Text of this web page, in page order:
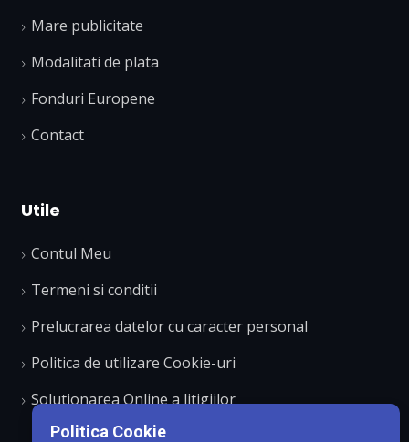
Mare publicitate
Modalitati de plata
Fonduri Europene
Contact
Utile
Contul Meu
Termeni si conditii
Prelucrarea datelor cu caracter personal
Politica de utilizare Cookie-uri
Solutionarea Online a litigiilor
Politica Cookie